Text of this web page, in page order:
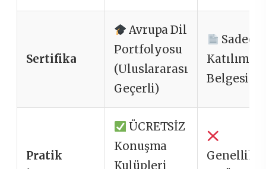
Sertifika
Avrupa Dil
Portfolyosu
(Uluslararası
Geçerli)
Sadece
Katılım
Belgesi
Pratik
ÜCRETSİZ
Konuşma
Kulüpleri